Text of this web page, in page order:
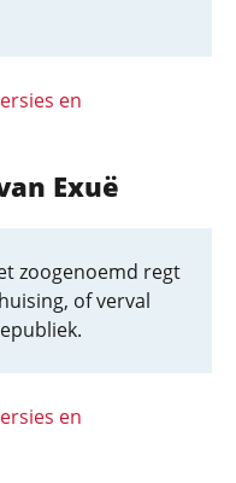
en
Exuë
zoogenoemd regt
of verval
en